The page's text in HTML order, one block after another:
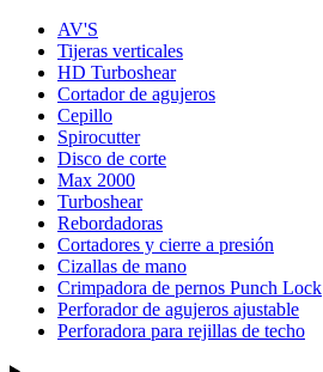
AV'S
Tijeras verticales
HD Turboshear
Cortador de agujeros
Cepillo
Spirocutter
Disco de corte
Max 2000
Turboshear
Rebordadoras
Cortadores y cierre a presión
Cizallas de mano
Crimpadora de pernos Punch Lock
Perforador de agujeros ajustable
Perforadora para rejillas de techo